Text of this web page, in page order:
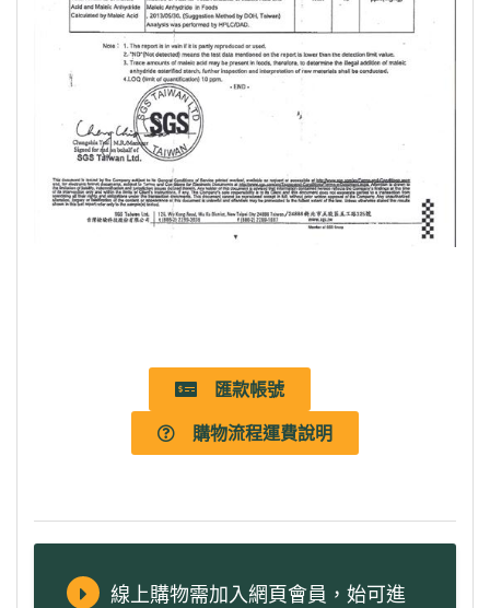
匯款帳號
購物流程運費說明
線上購物需加入網頁會員，始可進